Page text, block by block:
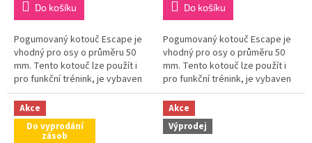
Do košíku
Pogumovaný kotouč Escape je
vhodný pro osy o průměru 50
mm. Tento kotouč lze použít i
pro funkční trénink, je vybaven
dvěmi otvory pro úchop. Tyto
úchopy pak nabízí možnosti
pro...
Do košíku
Pogumovaný kotouč Escape je
vhodný pro osy o průměru 50
mm. Tento kotouč lze použít i
pro funkční trénink, je vybaven
dvěmi otvory pro úchop. Tyto
úchopy pak nabízí možnosti
pro...
Akce
Do vyprodání
zásob
Akce
Výprodej